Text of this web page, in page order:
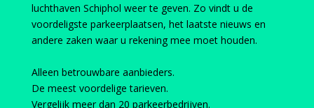
luchthaven Schiphol weer te geven. Zo vindt u de
voordeligste parkeerplaatsen, het laatste nieuws en
andere zaken waar u rekening mee moet houden.
Alleen betrouwbare aanbieders.
De meest voordelige tarieven.
Vergelijk meer dan 20 parkeerbedrijven.